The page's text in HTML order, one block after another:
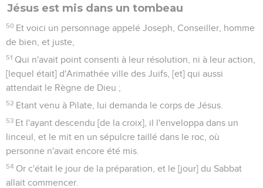
Jésus est mis dans un tombeau
50 Et voici un personnage appelé Joseph, Conseiller, homme
de bien, et juste,
51 Qui n'avait point consenti à leur résolution, ni à leur action,
[lequel était] d'Arimathée ville des Juifs, [et] qui aussi
attendait le Règne de Dieu ;
52 Etant venu à Pilate, lui demanda le corps de Jésus.
53 Et l'ayant descendu [de la croix], il l'enveloppa dans un
linceul, et le mit en un sépulcre taillé dans le roc, où
personne n'avait encore été mis.
54 Or c'était le jour de la préparation, et le [jour] du Sabbat
allait commencer.